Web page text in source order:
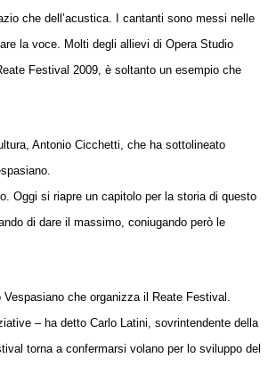
che dell’acustica. I cantanti sono messi nelle
la voce. Molti degli allievi di Opera Studio
Festival 2009, è soltanto un esempio che
Antonio Cicchetti, che ha sottolineato
Oggi si riapre un capitolo per la storia di questo
di dare il massimo, coniugando però le
che organizza il Reate Festival.
– ha detto Carlo Latini, sovrintendente della
torna a confermarsi volano per lo sviluppo del